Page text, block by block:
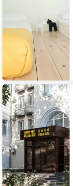
Отель
Русская
Охота